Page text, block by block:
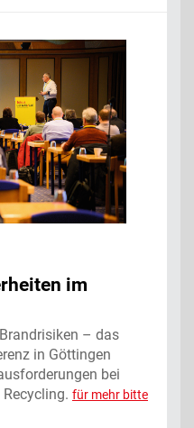
im
– das
in Göttingen
bei
für mehr bitte